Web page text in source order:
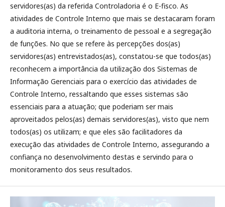
servidores(as) da referida Controladoria é o E-fisco. As
atividades de Controle Interno que mais se destacaram foram
a auditoria interna, o treinamento de pessoal e a segregação
de funções. No que se refere às percepções dos(as)
servidores(as) entrevistados(as), constatou-se que todos(as)
reconhecem a importância da utilização dos Sistemas de
Informação Gerenciais para o exercício das atividades de
Controle Interno, ressaltando que esses sistemas são
essenciais para a atuação; que poderiam ser mais
aproveitados pelos(as) demais servidores(as), visto que nem
todos(as) os utilizam; e que eles são facilitadores da
execução das atividades de Controle Interno, assegurando a
confiança no desenvolvimento destas e servindo para o
monitoramento dos seus resultados.